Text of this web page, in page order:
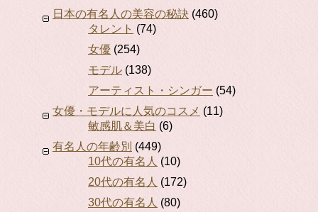
日本の有名人の美容の秘訣 (460)
タレント (74)
女優 (254)
モデル (138)
アーティスト・シンガー (54)
女優・モデルに人気のコスメ (11)
敏感肌＆美白 (6)
有名人の年齢別 (449)
10代の有名人 (10)
20代の有名人 (172)
30代の有名人 (80)